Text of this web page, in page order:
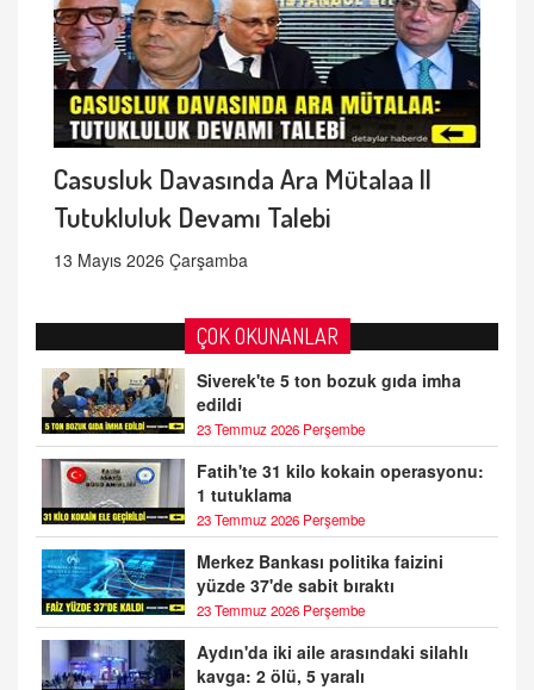
Casusluk Davasında Ara Mütalaa ||
Tutukluluk Devamı Talebi
13 Mayıs 2026 Çarşamba
ÇOK OKUNANLAR
Siverek'te 5 ton bozuk gıda imha
edildi
23 Temmuz 2026 Perşembe
Fatih'te 31 kilo kokain operasyonu:
1 tutuklama
23 Temmuz 2026 Perşembe
Merkez Bankası politika faizini
yüzde 37'de sabit bıraktı
23 Temmuz 2026 Perşembe
Aydın'da iki aile arasındaki silahlı
kavga: 2 ölü, 5 yaralı